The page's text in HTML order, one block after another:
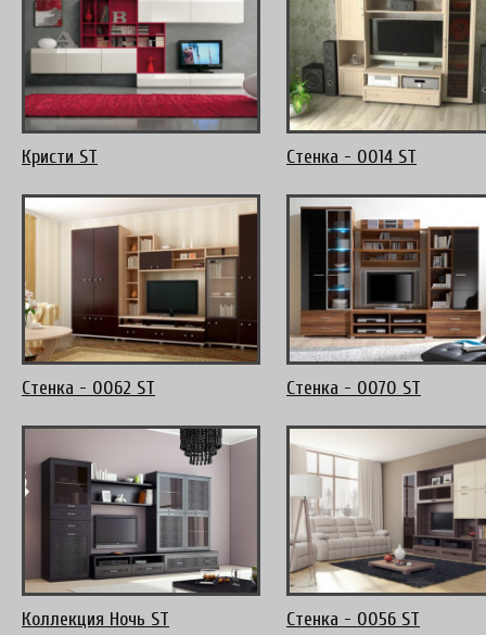
Кристи ST Стенка - 0014 ST
Стенка - 0062 ST Стенка - 0070 ST
Коллекция Ночь ST Стенка - 0056 ST